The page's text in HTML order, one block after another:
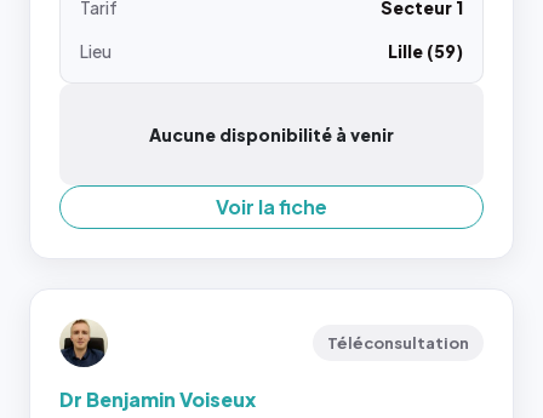
Tarif
Secteur 1
Lieu
Lille (59)
Aucune disponibilité à venir
Voir la fiche
Téléconsultation
Dr Benjamin Voiseux